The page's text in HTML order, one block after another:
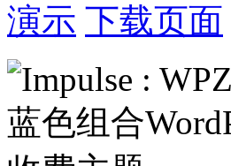
演示 下载页面